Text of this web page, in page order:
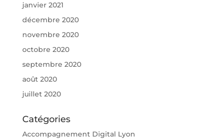
janvier 2021
décembre 2020
novembre 2020
octobre 2020
septembre 2020
août 2020
juillet 2020
Catégories
Accompagnement Digital Lyon